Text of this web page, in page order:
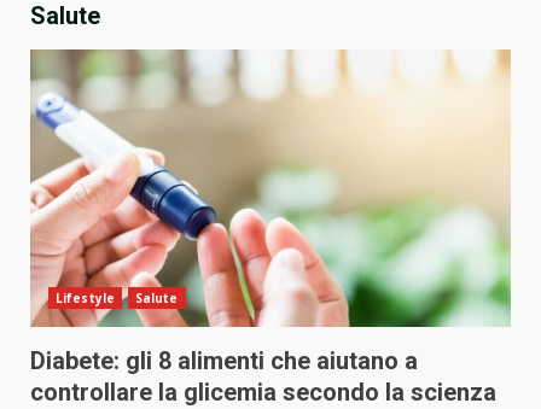
Salute
Lifestyle Salute
Diabete: gli 8 alimenti che aiutano a
controllare la glicemia secondo la scienza